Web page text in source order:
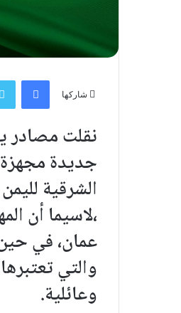
شاركها
نقلت
جديدة
الشرقية
،لاسيما أن
عمان، في
والتي
وعائلية.